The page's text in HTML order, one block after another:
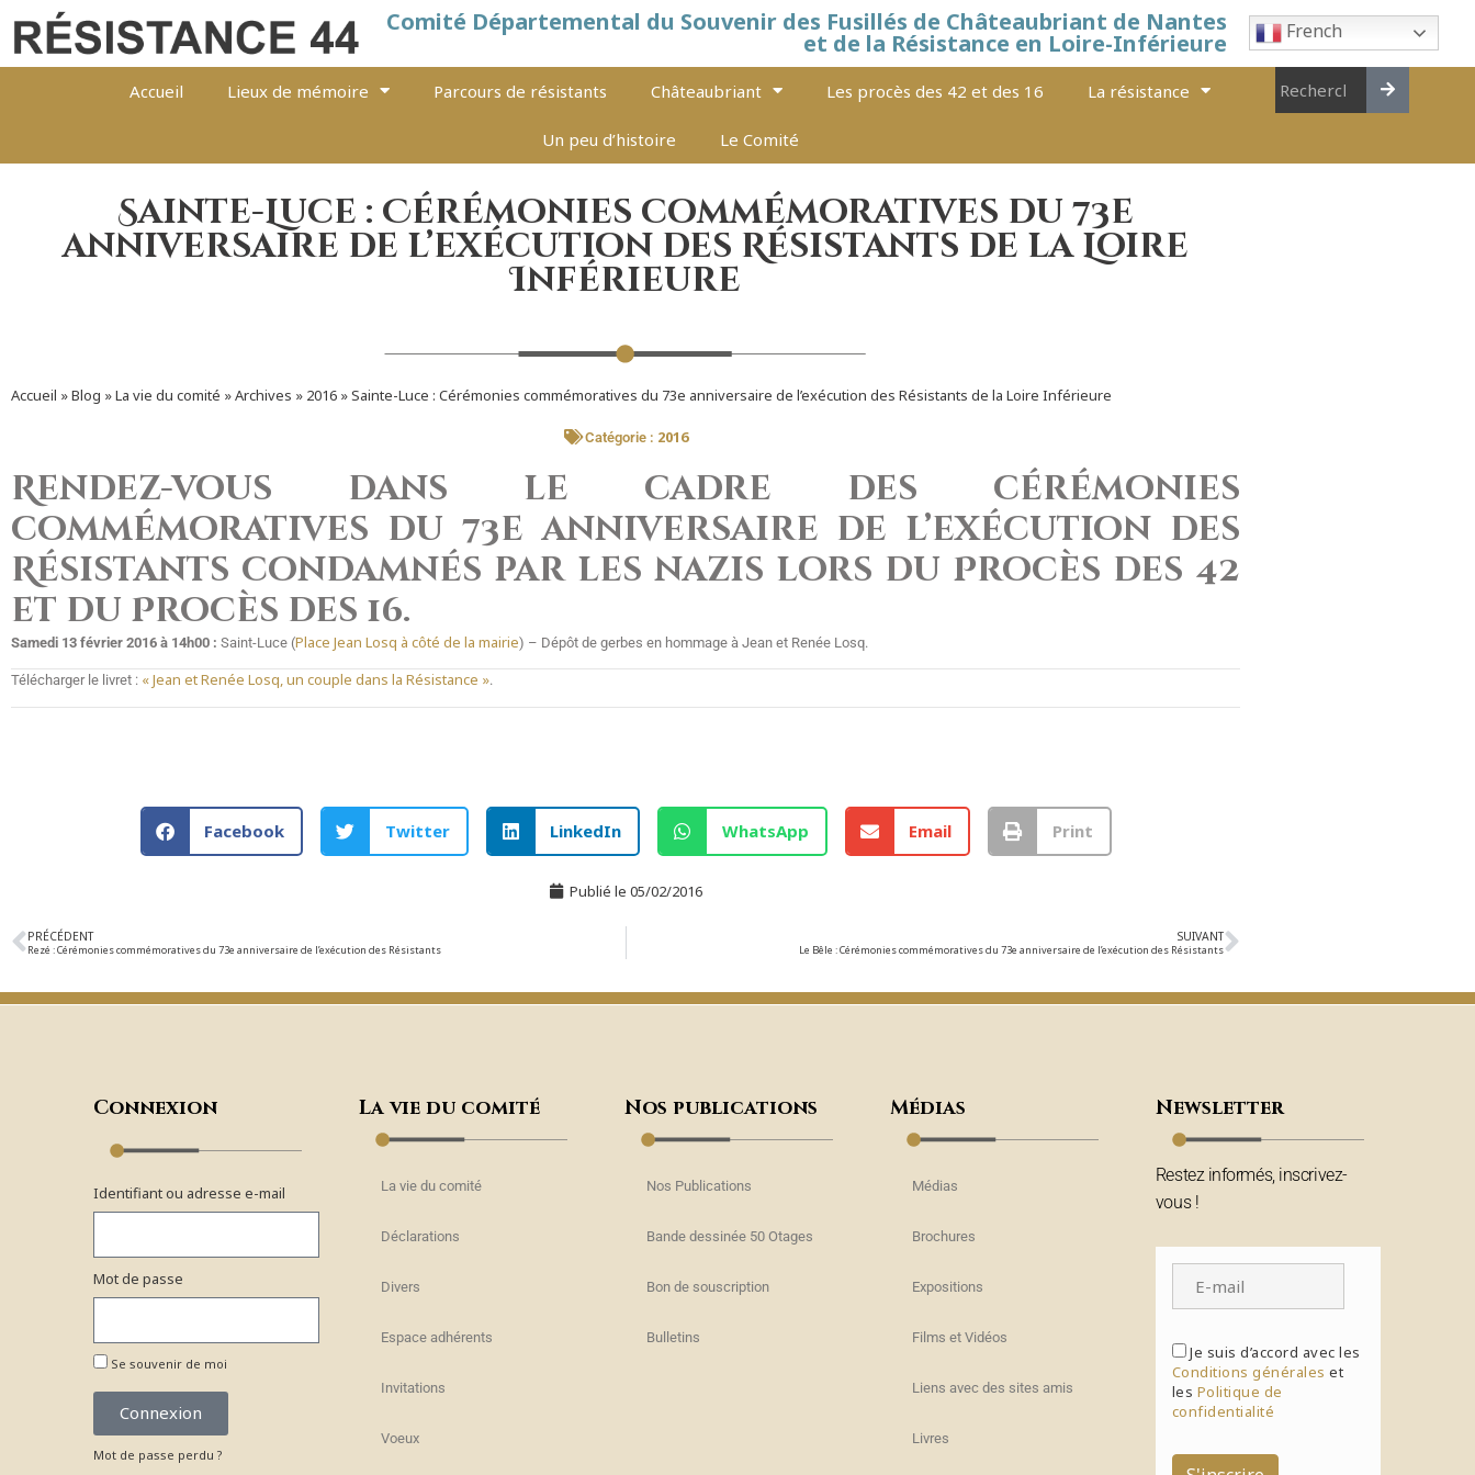
Comité Départemental du Souvenir des Fusillés de Châteaubriant de Nantes
et de la Résistance en Loire-Inférieure French
Accueil Lieux de mémoire Parcours de résistants Châteaubriant Les procès des 42 et des 16 La résistance
Un peu d’histoire Le Comité
Sainte-Luce : Cérémonies commémoratives du 73e
anniversaire de l’exécution des Résistants de la Loire
Inférieure
Accueil »Blog »La vie du comité »Archives » 2016 »Sainte-Luce : Cérémonies commémoratives du 73e anniversaire de l’exécution des Résistants de la Loire Inférieure
Catégorie : 2016
Rendez-vous dans le cadre des cérémonies
commémoratives du 73e anniversaire de l’exécution des
Résistants condamnés par les nazis lors du Procès des 42
et du Procès des 16.
Samedi 13 février 2016 à 14h00 : Saint-Luce (Place Jean Losq à côté de la mairie) – Dépôt de gerbes en hommage à Jean et Renée Losq.
Télécharger le livret : « Jean et Renée Losq, un couple dans la Résistance ».
Facebook Twitter LinkedIn WhatsApp Email Print
Publié le 05/02/2016
PRÉCÉDENT
Rezé : Cérémonies commémoratives du 73e anniversaire de l’exécution des Résistants
SUIVANT
Le Bêle : Cérémonies commémoratives du 73e anniversaire de l’exécution des Résistants
Connexion
Identifiant ou adresse e-mail
Mot de passe
Se souvenir de moi
Connexion
Mot de passe perdu ?
La vie du comité
La vie du comité
Déclarations
Divers
Espace adhérents
Invitations
Voeux
Nos publications
Nos Publications
Bande dessinée 50 Otages
Bon de souscription
Bulletins
Médias
Médias
Brochures
Expositions
Films et Vidéos
Liens avec des sites amis
Livres
Newsletter
Restez informés, inscrivez-
vous !
Je suis d’accord avec les
Conditions générales et
les Politique de
confidentialité